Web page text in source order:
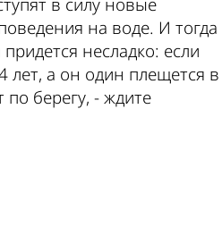
в силу новые
на воде. И тогда
несладко: если
лет, а он один плещется в
по берегу, - ждите